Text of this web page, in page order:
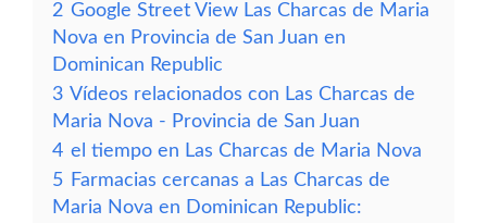
2 Google Street View Las Charcas de Maria
Nova en Provincia de San Juan en
Dominican Republic
3 Vídeos relacionados con Las Charcas de
Maria Nova - Provincia de San Juan
4 el tiempo en Las Charcas de Maria Nova
5 Farmacias cercanas a Las Charcas de
Maria Nova en Dominican Republic: